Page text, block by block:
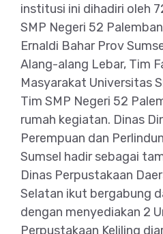
institusi ini dihadiri oleh
SMP Negeri 52
Ernaldi Bahar Prov
Alang-alang Lebar, Tim
Masyarakat Universitas
Tim SMP Negeri 52
rumah kegiatan. Dinas
Perempuan dan
Sumsel hadir sebagai
Dinas Perpustakaan
Selatan ikut bergabung
dengan menyediakan 2
Perpustakaan Keliling